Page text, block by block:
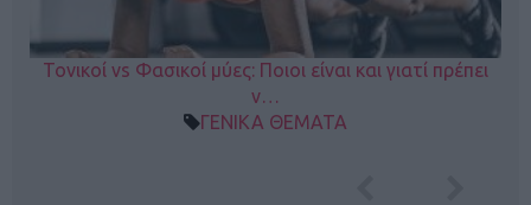
Τονικοί vs Φασικοί μύες: Ποιοι είναι και γιατί πρέπει
ν…
ΓΕΝΙΚΑ ΘΕΜΑΤΑ